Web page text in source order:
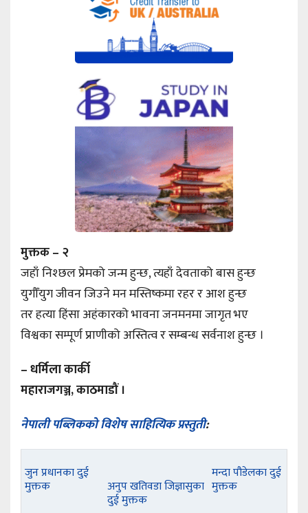
मुक्तक – २
जहाँ निश्छल प्रेमको जन्म हुन्छ, त्यहाँ देवताको बास हुन्छ
युगौँयुग जीवन जिउने मन मस्तिष्कमा रहर र आश हुन्छ
तर हत्या हिंसा अहंकारको भावना जनमनमा जागृत भए
विश्वका सम्पूर्ण प्राणीको अस्तित्व र सम्बन्ध सर्वनाश हुन्छ ।
– धर्मिला कार्की
महाराजगञ्ज, काठमाडौं ।
नेपाली पब्लिकको विशेष साहित्यिक प्रस्तुती:
जुन प्रधानका दुई
मुक्तक अनुप खतिवडा जिज्ञासुका
दुई मुक्तक
मन्दा पौडेलका दुई
मुक्तक